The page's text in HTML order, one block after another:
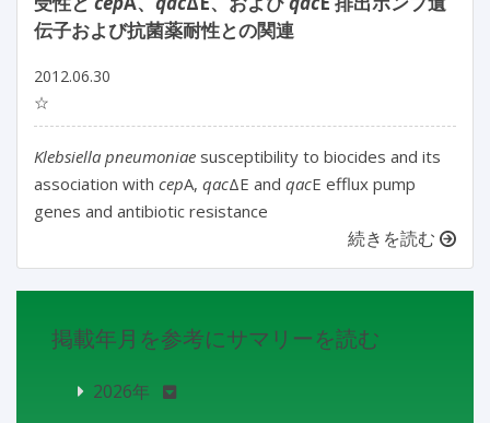
伝子および抗菌薬耐性との関連
2012.06.30
☆
Klebsiella pneumoniae susceptibility to biocides and its
association with cepA, qacΔE and qacE efflux pump
genes and antibiotic resistance
続きを読む
掲載年月を参考にサマリーを読む
2026年